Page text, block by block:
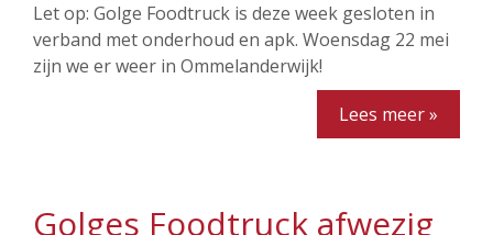
Let op: Golge Foodtruck is deze week gesloten in
verband met onderhoud en apk. Woensdag 22 mei
zijn we er weer in Ommelanderwijk!
Lees meer »
Golges Foodtruck afwezig